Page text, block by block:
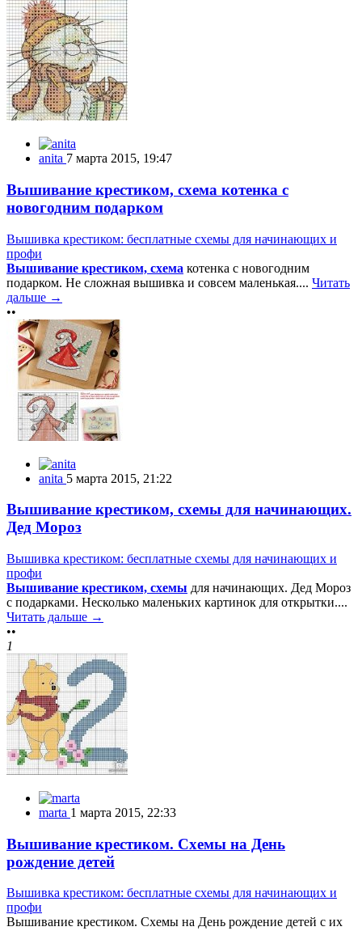
anita 7 марта 2015, 19:47
Вышивание крестиком, схема котенка с
новогодним подарком
Вышивка крестиком: бесплатные схемы для начинающих и
профи
Вышивание крестиком, схема котенка с новогодним
подарком. Не сложная вышивка и совсем маленькая.... Читать
дальше →
••
anita 5 марта 2015, 21:22
Вышивание крестиком, схемы для начинающих.
Дед Мороз
Вышивка крестиком: бесплатные схемы для начинающих и
профи
Вышивание крестиком, схемы для начинающих. Дед Мороз
с подарками. Несколько маленьких картинок для открытки....
Читать дальше →
••
1
marta 1 марта 2015, 22:33
Вышивание крестиком. Схемы на День
рождение детей
Вышивка крестиком: бесплатные схемы для начинающих и
профи
Вышивание крестиком. Схемы на День рождение детей с их